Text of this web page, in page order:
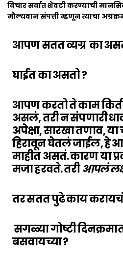
विचार सर्वात शेवटी करण्याची
मौल्यवान संपत्ती म्हणून त्याचा
आपण सततव्यग्र का
घाईत का असतो ?
आपण करतो ते काम
असलं, तरी न संपणारी
अपेक्षा, सारखा तणाव, या
हिरावून घेतलं जाईल, हे
माहीत असतं. कारण या
मजा हरवते. तरीआपलं
तर सतत पुढे काय
सगळ्या गोष्टी
बसवायच्या ?